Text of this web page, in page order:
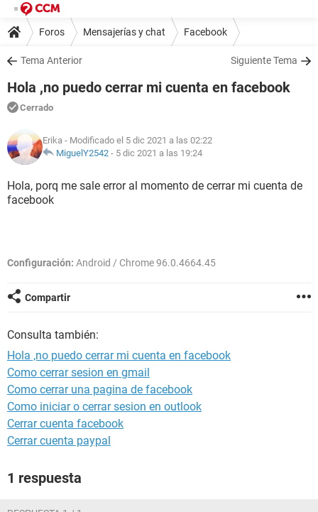
Foros Mensajerías y chat Facebook
Tema Anterior Siguiente Tema
Hola ,no puedo cerrar mi cuenta en facebook
Cerrado
Erika - Modificado el 5 dic 2021 a las 02:22
MiguelY2542 - 5 dic 2021 a las 19:24
Hola, porq me sale error al momento de cerrar mi cuenta de
facebook
Configuración: Android / Chrome 96.0.4664.45
Compartir
Consulta también:
Hola ,no puedo cerrar mi cuenta en facebook
Como cerrar sesion en gmail
Como cerrar una pagina de facebook
Como iniciar o cerrar sesion en outlook
Cerrar cuenta facebook
Cerrar cuenta paypal
1 respuesta